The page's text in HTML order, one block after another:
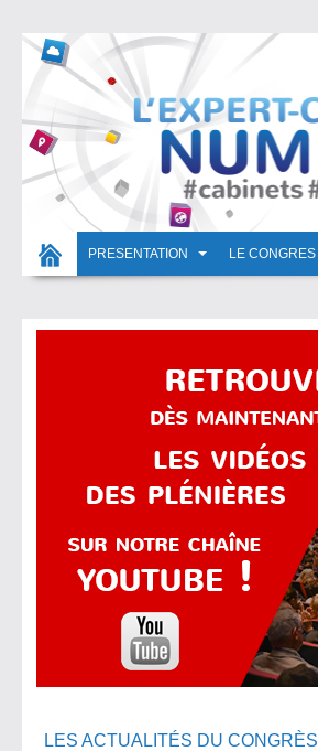
PRESENTATION LE CONGRES
LES ACTUALITÉS DU CONGRÈS